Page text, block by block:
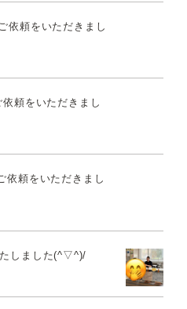
依頼をいただきまし
頼をいただきまし
依頼をいただきまし
たしました(^▽^)/